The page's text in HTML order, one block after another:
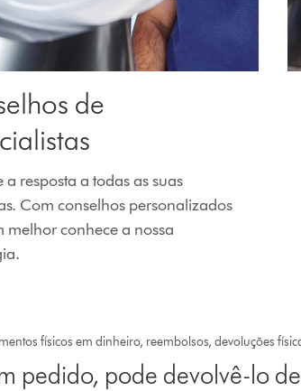
de
a resposta a todas as suas
Com conselhos personalizados
melhor conhece a nossa
físicos em dinheiro, reembolsos, devoluções
pedido, pode devolvê-lo